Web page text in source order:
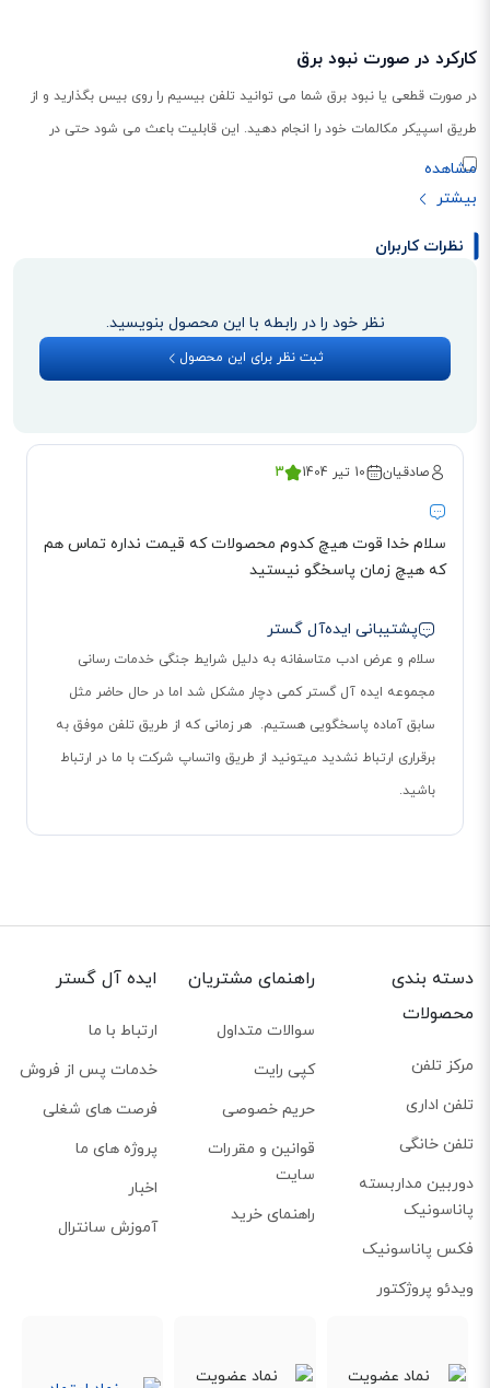
کارکرد در صورت نبود برق
در صورت قطعی یا نبود برق شما می توانید تلفن بیسیم را روی بیس بگذارید و از
طریق اسپیکر مکالمات خود را انجام دهید. این قابلیت باعث می شود حتی در
صورت نبود برق نیز شما تماس های خود را از دست ندهید.
کال بلاک
شماره های مزاحم و یا ناخواسته را داخل لیست بلاک قرار دهید تا دیگر نتوانند با
این گوشی قابلیت منشی تلفنی 18 دقیقه ای دارد. تلفن بعد از چند بوق به طور
خودکار روی پیغامگیر رفته و پیغام ها را ضبط می کند.
شما می توانید برای عدم استفاده از دست و مکالمه ی راحت تر از هدست استفاده
نظرات کاربران
نظر خود را در رابطه با این محصول بنویسید.
ثبت نظر برای این محصول
صادقیان 10 تیر 1404 3
سلام خدا قوت هیچ کدوم محصولات که قیمت نداره تماس هم
که هیچ زمان پاسخگو نیستید
پشتیبانی ایده‌آل گستر
سلام و عرض ادب متاسفانه به دلیل شرایط جنگی خدمات رسانی
مجموعه ایده آل گستر کمی دچار مشکل شد اما در حال حاضر مثل
سابق آماده پاسخگویی هستیم. هر زمانی که از طریق تلفن موفق به
برقراری ارتباط نشدید میتونید از طریق واتساپ شرکت با ما در ارتباط
باشید.
دسته بندی
محصولات
مرکز تلفن
تلفن اداری
تلفن خانگی
دوربین مداربسته
پاناسونیک
فکس پاناسونیک
ویدئو پروژکتور
راهنمای مشتریان
سوالات متداول
کپی رایت
حریم خصوصی
قوانین و مقررات
سایت
راهنمای خرید
ایده آل گستر
ارتباط با ما
خدمات پس از فروش
فرصت های شغلی
پروژه های ما
اخبار
آموزش سانترال